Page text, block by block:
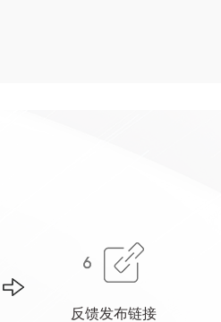
反馈发布链接